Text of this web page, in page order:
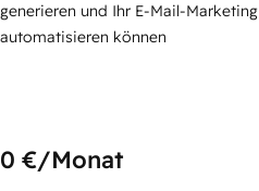
generieren und Ihr E-Mail-Marketing
automatisieren können
0 €/Monat